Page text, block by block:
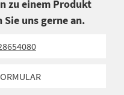
zu einem Produkt
Sie uns gerne an.